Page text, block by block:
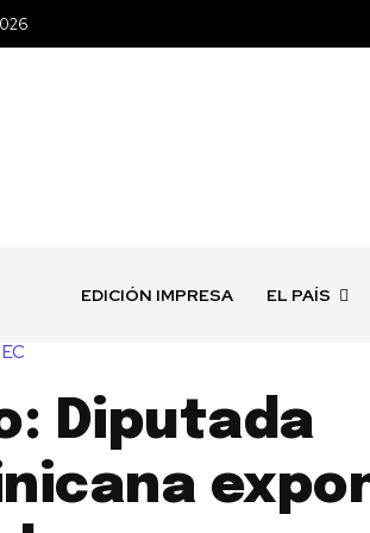
EDICIÓN IMPRESA EL PAÍS
Diputada